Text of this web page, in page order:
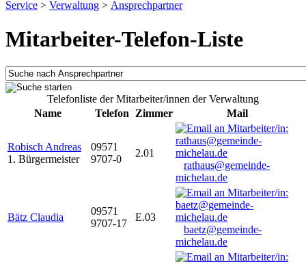
Service > Verwaltung > Ansprechpartner
Mitarbeiter-Telefon-Liste
Telefonliste der Mitarbeiter/innen der Verwaltung
Name
Telefon Zimmer Mail
Robisch Andreas
1. Bürgermeister
09571
9707-0
2.01
rathaus@gemeinde-
michelau.de
Bätz Claudia
09571
9707-17
E.03
baetz@gemeinde-
michelau.de